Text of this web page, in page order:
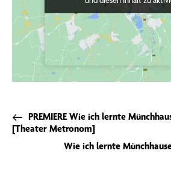
PREMIERE Wie ich lernte
[Theater Metronom]
Wie ich lernte